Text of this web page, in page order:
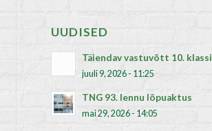
UUDISED
Täiendav vastuvõtt 10. klassi
juuli 9, 2026 - 11:25
TNG 93. lennu lõpuaktus
mai 29, 2026 - 14:05